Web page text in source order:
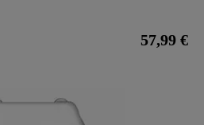
57,99 €